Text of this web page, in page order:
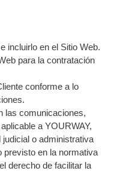
incluirlo en el Sitio Web.
para la contratación
conforme a lo
las comunicaciones,
a YOURWAY,
o administrativa
previsto en la normativa
derecho de facilitar la